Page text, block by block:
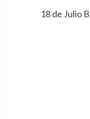
18 de Julio